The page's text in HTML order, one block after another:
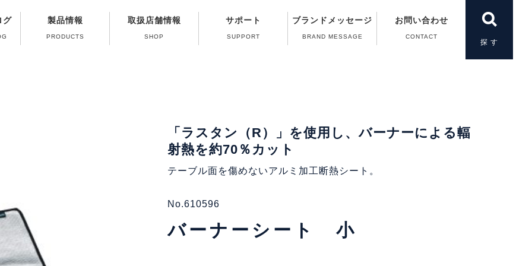
グ 製品情報
PRODUCTS
取扱店舗情報
SHOP
サポート
SUPPORT
ブランドメッセージ
BRAND MESSAGE
お問い合わせ
CONTACT
「ラスタン（R）」を使用し、バーナーによる輻
射熱を約70％カット
テーブル面を傷めないアルミ加工断熱シート。
No.610596
バーナーシート 小